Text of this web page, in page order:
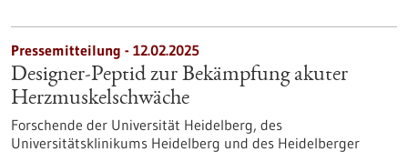
Pressemitteilung - 12.02.2025
Designer-Peptid zur Bekämpfung akuter
Herzmuskelschwäche
Forschende der Universität Heidelberg, des
Universitätsklinikums Heidelberg und des Heidelberger